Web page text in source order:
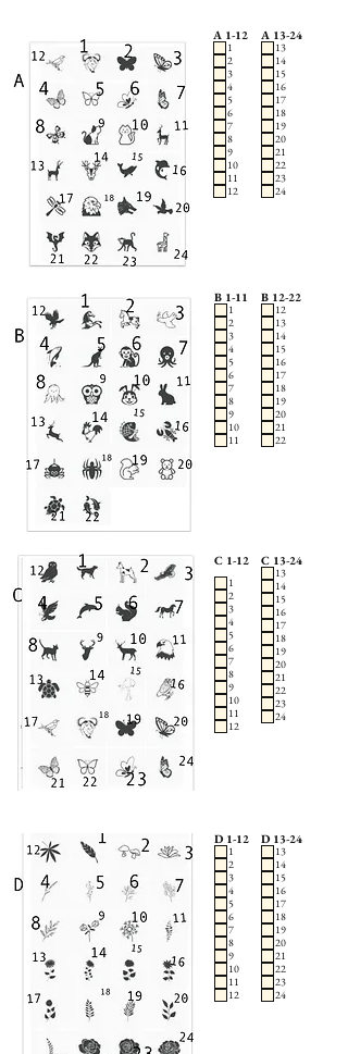
A 1-12
1
2
3
4
5
6
7
8
9
10
11
12
A 13-24
13
14
15
16
17
18
19
20
21
22
23
24
B 1-11
1
2
3
4
5
6
7
8
9
10
11
B 12-22
12
13
14
15
16
17
18
19
20
21
22
C 13-24
13
14
15
16
17
18
19
20
21
22
23
24
C 1-12
1
2
3
4
5
6
7
8
9
10
11
12
D 1-12
1
2
3
4
5
6
7
8
9
10
11
12
D 13-24
13
14
15
16
17
18
19
20
21
22
23
24